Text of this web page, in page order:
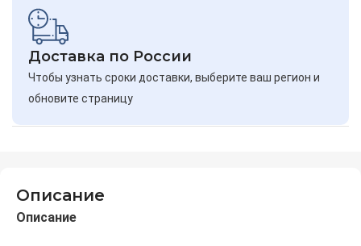
Доставка по России
Чтобы узнать сроки доставки, выберите ваш регион и
обновите страницу
Описание
Описание